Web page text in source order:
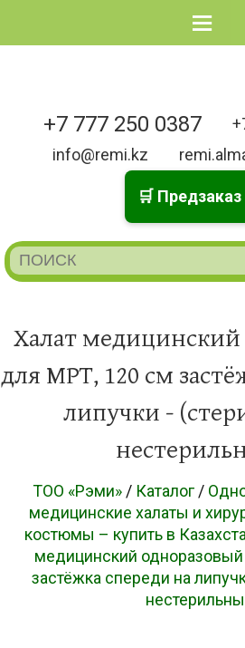
+7 777 250 0387
info@remi.kz
🛒 Предзаказ
Халат
для МРТ, 120 см
липучки -
ТОО «Рэми» / Каталог /
медицинские халаты и
костюмы – купить в
медицинский
застёжка спереди на